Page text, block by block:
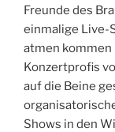
Freunde des
einmalige Live-
atmen kommen
Konzertprofis
auf die Beine
Shows in den